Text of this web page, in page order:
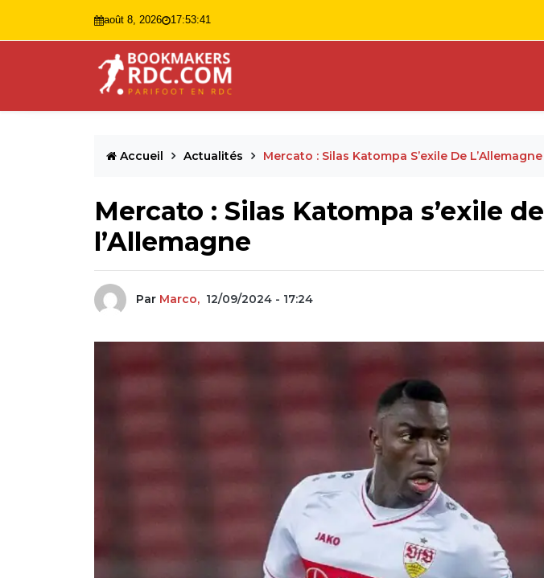
août 8, 2026 17:53:42
Accueil Actualités Mercato : Silas Katompa S’exile De L’Allemagne
Mercato : Silas Katompa s’exile de
l’Allemagne
Par Marco, 12/09/2024 - 17:24